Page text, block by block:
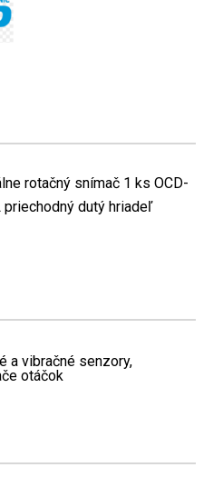
rotačný snímač 1 ks OCD-
dutý hriadeľ
a vibračné senzory,
otáčok